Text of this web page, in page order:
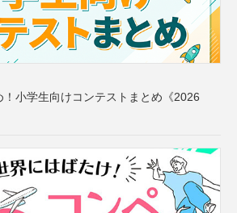
！小学生向けコンテストまとめ《2026